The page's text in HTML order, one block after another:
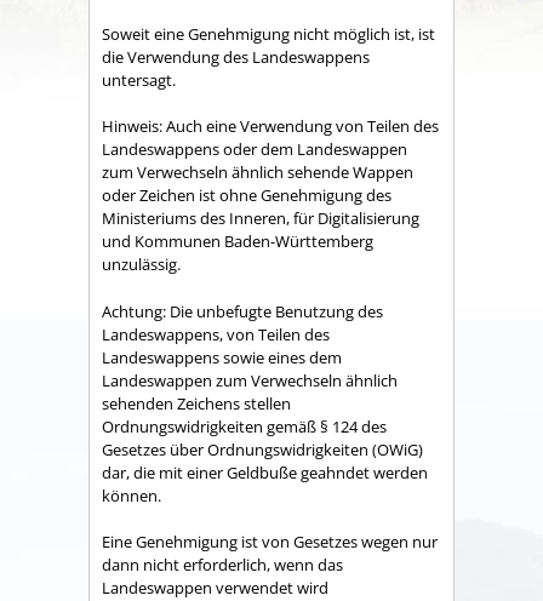
Soweit eine Genehmigung nicht möglich ist, ist
die Verwendung des Landeswappens
untersagt.
Hinweis: Auch eine Verwendung von Teilen des
Landeswappens oder dem Landeswappen
zum Verwechseln ähnlich sehende Wappen
oder Zeichen ist ohne Genehmigung des
Ministeriums des Inneren, für Digitalisierung
und Kommunen Baden-Württemberg
unzulässig.
Achtung: Die unbefugte Benutzung des
Landeswappens, von Teilen des
Landeswappens sowie eines dem
Landeswappen zum Verwechseln ähnlich
sehenden Zeichens stellen
Ordnungswidrigkeiten gemäß § 124 des
Gesetzes über Ordnungswidrigkeiten (OWiG)
dar, die mit einer Geldbuße geahndet werden
können.
Eine Genehmigung ist von Gesetzes wegen nur
dann nicht erforderlich, wenn das
Landeswappen verwendet wird